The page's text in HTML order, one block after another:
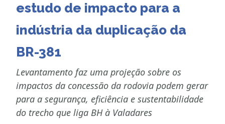
estudo de impacto para a
indústria da duplicação da
BR-381
Levantamento faz uma projeção sobre os
impactos da concessão da rodovia podem gerar
para a segurança, eficiência e sustentabilidade
do trecho que liga BH à Valadares